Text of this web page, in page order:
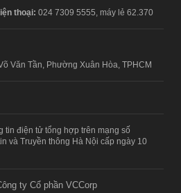
thoại: 024 7309 5555, máy lẻ 62.370
Văn Tần, Phường Xuân Hòa, TPHCM
tin điện tử tổng hợp trên mạng số
và Truyền thông Hà Nội cấp ngày 10
ty Cổ phần VCCorp